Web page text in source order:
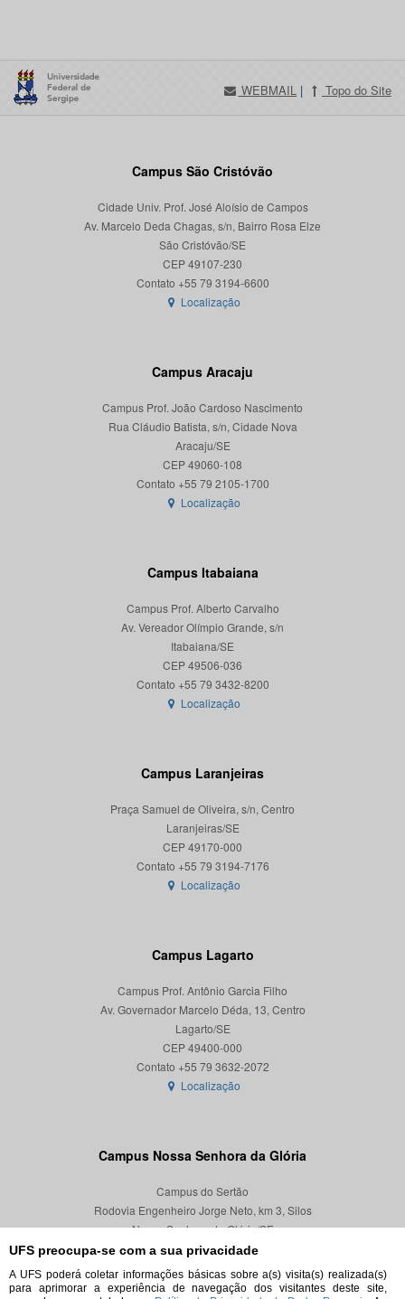
UFS preocupa-se com a sua privacidade
A UFS poderá coletar informações básicas sobre a(s) visita(s) realizada(s)
para aprimorar a experiência de navegação dos visitantes deste site,
WEBMAIL | Topo do Site
Campus São Cristóvão
Cidade Univ. Prof. José Aloísio de Campos
Av. Marcelo Deda Chagas, s/n, Bairro Rosa Elze
São Cristóvão/SE
CEP 49107-230
Localização
Campus Aracaju
Campus Prof. João Cardoso Nascimento
Rua Cláudio Batista, s/n, Cidade Nova
Aracaju/SE
CEP 49060-108
Localização
Campus Itabaiana
Campus Prof. Alberto Carvalho
Av. Vereador Olímpio Grande, s/n
Itabaiana/SE
CEP 49506-036
Localização
Campus Laranjeiras
Praça Samuel de Oliveira, s/n, Centro
Laranjeiras/SE
CEP 49170-000
Localização
Campus Lagarto
Campus Prof. Antônio Garcia Filho
Av. Governador Marcelo Déda, 13, Centro
Lagarto/SE
CEP 49400-000
Localização
Campus Nossa Senhora da Glória
Campus do Sertão
Rodovia Engenheiro Jorge Neto, km 3, Silos
Nossa Senhora da Glória/SE
CEP 49680-000
Localização